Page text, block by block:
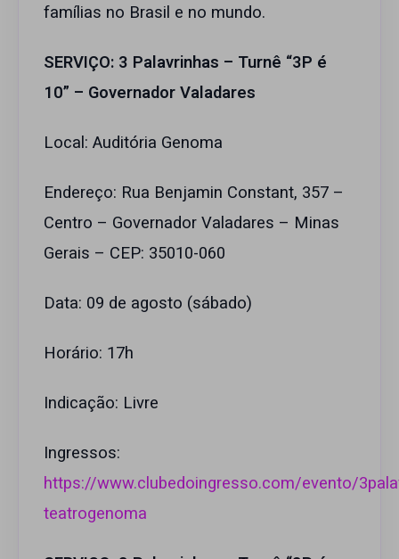
famílias no Brasil e no mundo.
SERVIÇO: 3 Palavrinhas – Turnê “3P é
10” – Governador Valadares
Local: Auditória Genoma
Endereço: Rua Benjamin Constant, 357 –
Centro – Governador Valadares – Minas
Gerais – CEP: 35010-060
Data: 09 de agosto (sábado)
Horário: 17h
Indicação: Livre
Ingressos:
https://www.clubedoingresso.com/evento/
teatrogenoma